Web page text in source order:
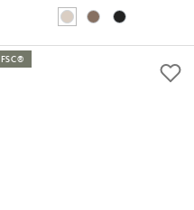
FSC®